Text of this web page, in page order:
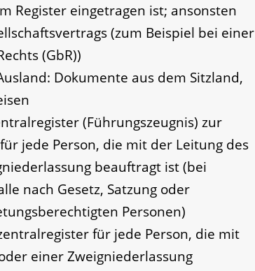
Register eingetragen ist; ansonsten
(zum Beispiel bei einer
(GbR))
Dokumente aus dem Sitzland,
(Führungszeugnis) zur
jede Person, die mit der Leitung des
beauftragt ist (bei
nach Gesetz, Satzung oder
Personen)
für jede Person, die mit
einer Zweigniederlassung